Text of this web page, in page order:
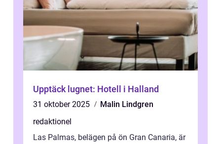
Upptäck lugnet: Hotell i Halland
31 oktober 2025
Malin Lindgren
redaktionel
Las Palmas, belägen på ön Gran Canaria, är